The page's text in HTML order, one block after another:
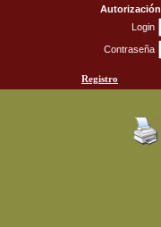
Autorización
Login
Contraseña
Registro